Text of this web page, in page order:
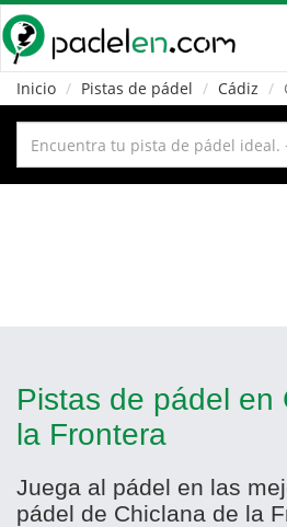
Inicio
Pistas de pádel Cádiz
Pistas de pádel en
la Frontera
Juega al pádel en las
pádel de Chiclana de la